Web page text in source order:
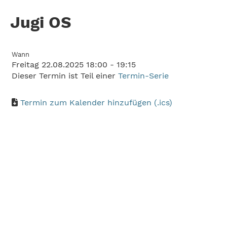
Jugi OS
Wann
Freitag 22.08.2025 18:00 - 19:15
Dieser Termin ist Teil einer Termin-Serie
Termin zum Kalender hinzufügen (.ics)